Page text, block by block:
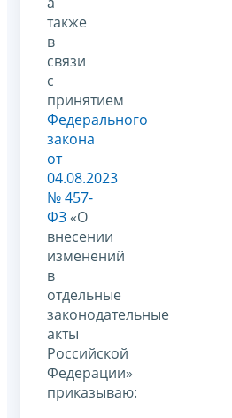
также
в
связи
с
принятием
Федерального
закона
от
04.08.2023
№ 457-
ФЗ «О
внесении
изменений
в
отдельные
законодательные
акты
Российской
Федерации»
приказываю: